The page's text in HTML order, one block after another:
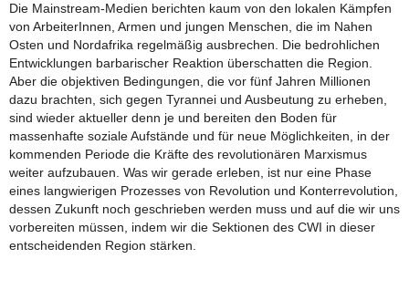
Die Mainstream-Medien berichten kaum von den lokalen Kämpfen
von ArbeiterInnen, Armen und jungen Menschen, die im Nahen
Osten und Nordafrika regelmäßig ausbrechen. Die bedrohlichen
Entwicklungen barbarischer Reaktion überschatten die Region.
Aber die objektiven Bedingungen, die vor fünf Jahren Millionen
dazu brachten, sich gegen Tyrannei und Ausbeutung zu erheben,
sind wieder aktueller denn je und bereiten den Boden für
massenhafte soziale Aufstände und für neue Möglichkeiten, in der
kommenden Periode die Kräfte des revolutionären Marxismus
weiter aufzubauen. Was wir gerade erleben, ist nur eine Phase
eines langwierigen Prozesses von Revolution und Konterrevolution,
dessen Zukunft noch geschrieben werden muss und auf die wir uns
vorbereiten müssen, indem wir die Sektionen des CWI in dieser
entscheidenden Region stärken.